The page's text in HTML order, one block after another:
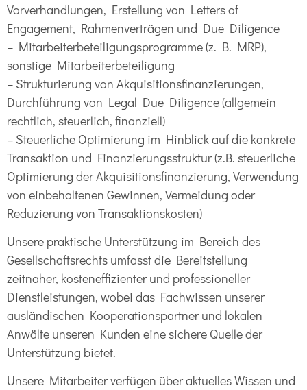
Vorverhandlungen, Erstellung von Letters of
Engagement, Rahmenverträgen und Due Diligence
– Mitarbeiterbeteiligungsprogramme (z. B. MRP),
sonstige Mitarbeiterbeteiligung
– Strukturierung von Akquisitionsfinanzierungen,
Durchführung von Legal Due Diligence (allgemein
rechtlich, steuerlich, finanziell)
– Steuerliche Optimierung im Hinblick auf die konkrete
Transaktion und Finanzierungsstruktur (z.B. steuerliche
Optimierung der Akquisitionsfinanzierung, Verwendung
von einbehaltenen Gewinnen, Vermeidung oder
Reduzierung von Transaktionskosten)
Unsere praktische Unterstützung im Bereich des
Gesellschaftsrechts umfasst die Bereitstellung
zeitnaher, kosteneffizienter und professioneller
Dienstleistungen, wobei das Fachwissen unserer
ausländischen Kooperationspartner und lokalen
Anwälte unseren Kunden eine sichere Quelle der
Unterstützung bietet.
Unsere Mitarbeiter verfügen über aktuelles Wissen und